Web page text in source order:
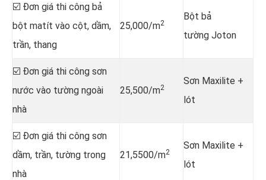
☑️ Đơn giá thi công bả
bột matít vào cột, dầm,
trần, thang
25,000/m2
Bột bả
tường Joton
☑️ Đơn giá thi công sơn
nước vào tường ngoài
nhà
25,500/m2
Sơn Maxilite +
lót
☑️ Đơn giá thi công sơn
dầm, trần, tường trong
nhà
21,5500/m2
Sơn Maxilite +
lót